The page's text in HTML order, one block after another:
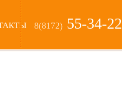
8(8172) 55-34-22